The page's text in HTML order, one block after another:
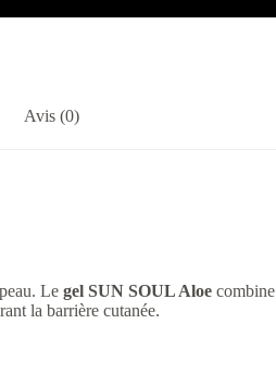
Avis (0)
Le gel SUN SOUL Aloe combine
la barrière cutanée.